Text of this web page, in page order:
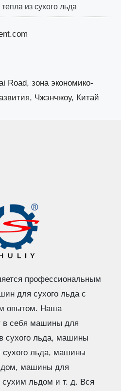
из сухого льда
Road, зона экономико-
Чжэнчжоу, Китай
профессиональным
для сухого льда с
опытом. Наша
в себя машины для
сухого льда, машины
сухого льда, машины
машины для
сухим льдом и т. д. Вся